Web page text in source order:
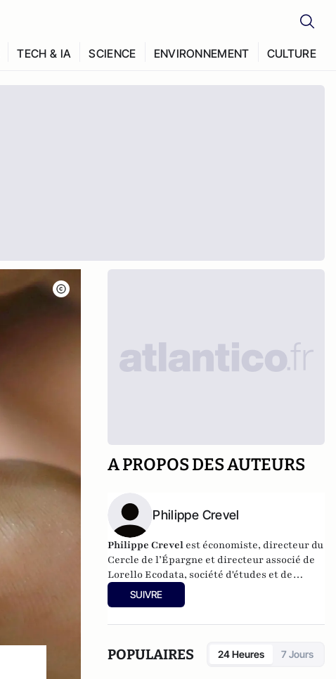
TECH & IA SCIENCE ENVIRONNEMENT CULTURE
A PROPOS DES AUTEURS
Philippe Crevel
Philippe Crevel est économiste, directeur du
Cercle de l’Épargne et directeur associé de
Lorello Ecodata, société d'études et de
conseils en stratégies économiques.
SUIVRE
POPULAIRES 24 Heures 7 Jours